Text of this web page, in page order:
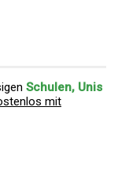
Schulen, Unis
mit